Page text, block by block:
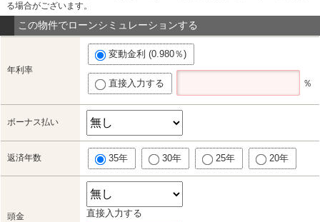
る場合がございます。
この物件でローンシミュレーションする
年利率
変動金利 (0.980％)
直接入力する ％
ボーナス払い
返済年数 35年 30年 25年 20年
頭金 直接入力する